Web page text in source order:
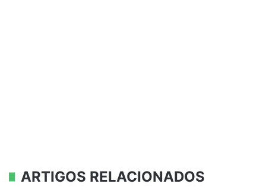
ARTIGOS RELACIONADOS